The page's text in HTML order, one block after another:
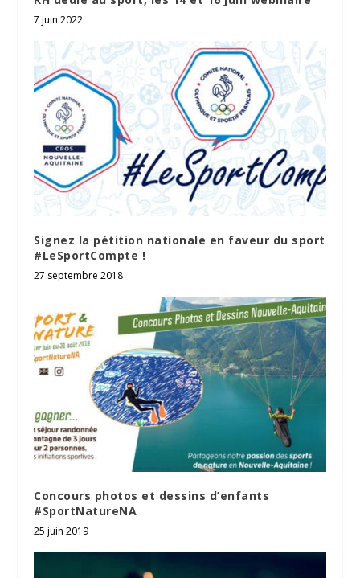
7 juin 2022
Signez la pétition nationale en faveur du sport
#LeSportCompte !
27 septembre 2018
Concours photos et dessins d’enfants
#SportNatureNA
25 juin 2019